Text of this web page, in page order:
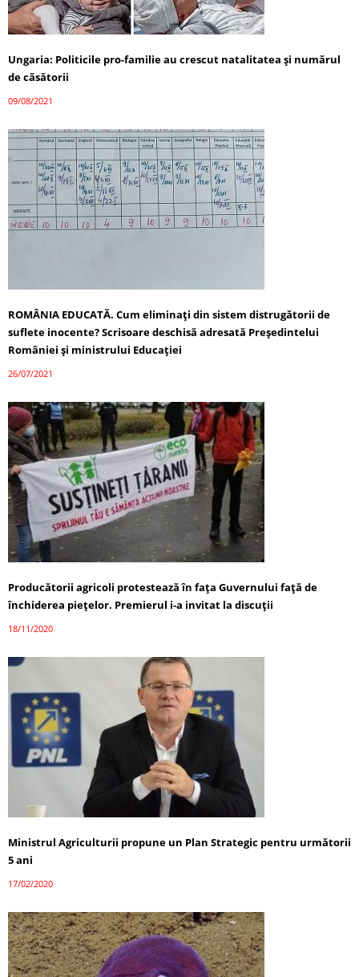
Ungaria: Politicile pro-familie au crescut natalitatea și numărul
de căsătorii
09/08/2021
ROMÂNIA EDUCATĂ. Cum eliminați din sistem distrugătorii de
suflete inocente? Scrisoare deschisă adresată Președintelui
României și ministrului Educației
26/07/2021
Producătorii agricoli protestează în fața Guvernului față de
închiderea piețelor. Premierul i-a invitat la discuții
18/11/2020
Ministrul Agriculturii propune un Plan Strategic pentru următorii
5 ani
17/02/2020